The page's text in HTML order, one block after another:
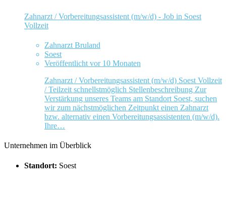
Zahnarzt / Vorbereitungsassistent (m/w/d) - Job in Soest
Vollzeit
Zahnarzt Bruland
Soest
Veröffentlicht vor 10 Monaten
Zahnarzt / Vorbereitungsassistent (m/w/d) Soest Vollzeit
/ Teilzeit schnellstmöglich Stellenbeschreibung Zur
Verstärkung unseres Teams am Standort Soest, suchen
wir zum nächstmöglichen Zeitpunkt einen Zahnarzt
bzw. alternativ einen Vorbereitungsassistenten (m/w/d).
Ihre…
Unternehmen im Überblick
Standort: Soest